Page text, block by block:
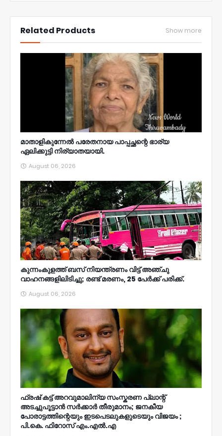
Related Products Show more
മാതാളികുന്നേൽ പരേതനായ പാപ്പച്ഛന്റെ ഭാര്യ
ഏലിക്കുട്ടി നിര്യാതയായി.
August 06, 2026
കുന്നംകുളത്ത് ബസ് നിയന്ത്രണം വിട്ട് അഞ്ചു
വാഹനങ്ങളിലിടിച്ചു; രണ്ട് മരണം, 25 പേർക്ക് പരിക്ക്.
August 06, 2026
ഫ്രഷ് കട്ട് അറവുമാലിന്യ സംസ്കരണ പ്ലാന്റ്
അടച്ചുപൂട്ടാൻ സർക്കാർ തീരുമാനം; ജനകീയ
പോരാട്ടത്തിന്റെയും ഇടപെടലുകളുടെയും വിജയം ;
പി.കെ. ഫിറോസ് എം.എൽ‍.എ